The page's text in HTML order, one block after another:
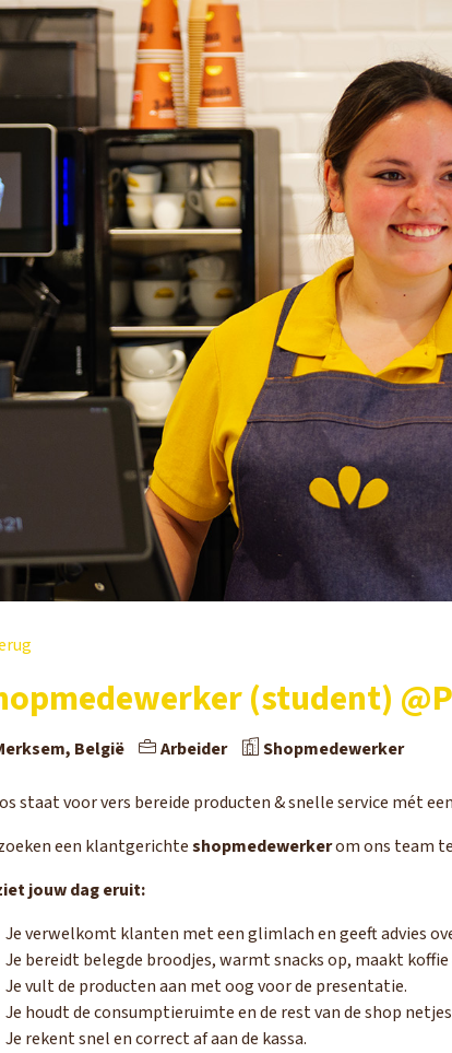
(student)
België Arbeider Shopmedewerker
staat voor vers bereide producten & snelle service mét
een klantgerichteshopmedewerkerom ons team
jouw dag eruit:
Je verwelkomt klanten met een glimlach en geeft advies
Je bereidt belegde broodjes, warmt snacks op, maakt
Je vult de producten aan met oog voor de presentatie.
Je houdt de consumptieruimte en de rest van de shop
Je rekent snel en correct af aan de kassa.